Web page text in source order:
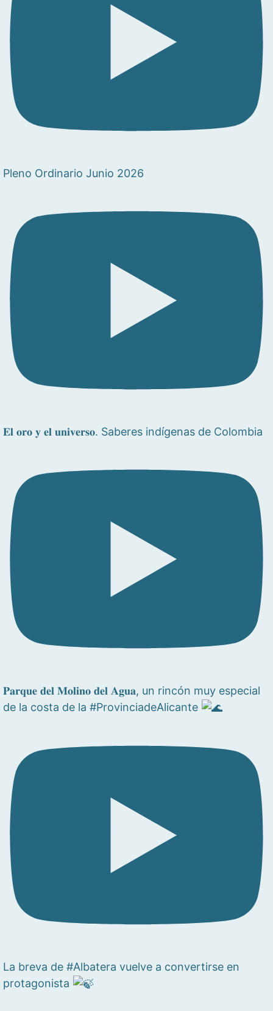
Pleno Ordinario Junio 2026
𝐄𝐥 𝐨𝐫𝐨 𝐲 𝐞𝐥 𝐮𝐧𝐢𝐯𝐞𝐫𝐬𝐨. Saberes indígenas de Colombia
𝐏𝐚𝐫𝐪𝐮𝐞 𝐝𝐞𝐥 𝐌𝐨𝐥𝐢𝐧𝐨 𝐝𝐞𝐥 𝐀𝐠𝐮𝐚, un rincón muy especial
de la costa de la #ProvinciadeAlicante
La breva de #Albatera vuelve a convertirse en
protagonista